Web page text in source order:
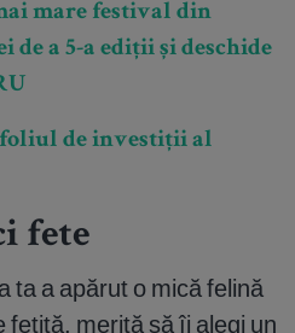
mare festival din
de a 5-a ediții și deschide
de investiții al
fete
ta a apărut o mică felină
fetiță, merită să îi alegi un